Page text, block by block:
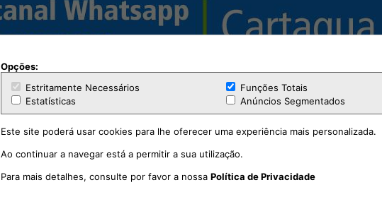
Opções:
Estritamente Necessários
Funções Totais
Estatísticas
Anúncios Segmentados
Este site poderá usar cookies para lhe oferecer uma experiência mais personalizada.
Ao continuar a navegar está a permitir a sua utilização.
Para mais detalhes, consulte por favor a nossa Política de Privacidade